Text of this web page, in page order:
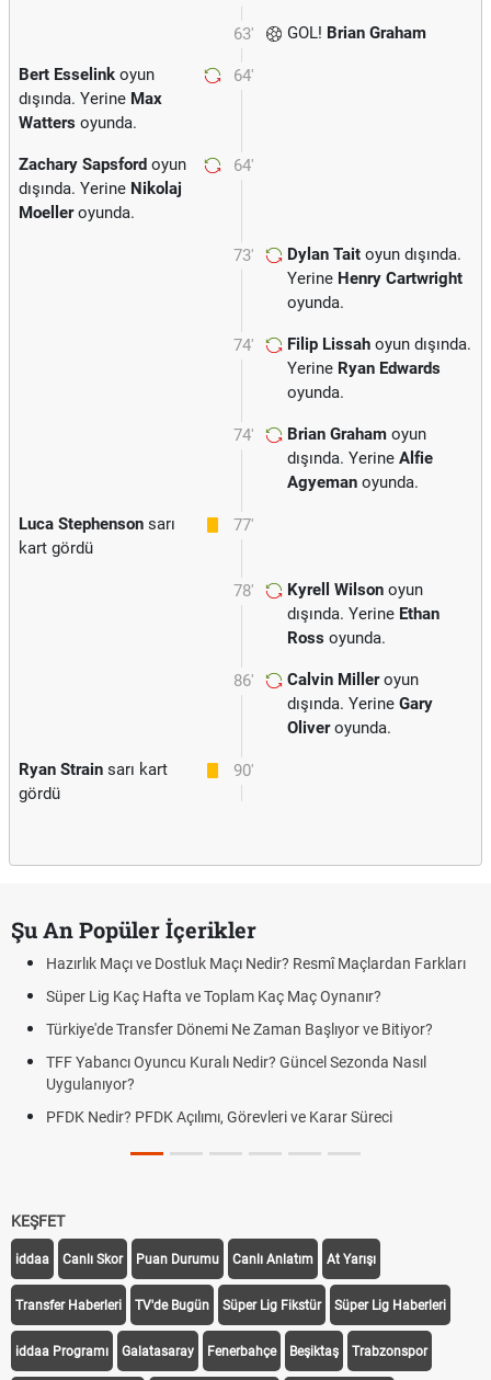
63' GOL! Brian Graham
64'
Bert Esselink oyun
dışında. Yerine Max
Watters oyunda.
64'
Zachary Sapsford oyun
dışında. Yerine Nikolaj
Moelleroyunda.
73' Dylan Tait oyun dışında.
Yerine Henry Cartwright
oyunda.
74' Filip Lissah oyun dışında.
Yerine Ryan Edwards
oyunda.
74' Brian Graham oyun
dışında. Yerine Alfie
Agyeman oyunda.
77'
Luca Stephenson sarı
kart gördü
78' Kyrell Wilson oyun
dışında. Yerine Ethan
Ross oyunda.
86' Calvin Milleroyun
dışında. Yerine Gary
Oliveroyunda.
90'
Ryan Strain sarı kart
gördü
Şu An Popüler İçerikler
Hazırlık Maçı ve Dostluk Maçı Nedir? Resmî Maçlardan Farkları
Süper Lig Kaç Hafta ve Toplam Kaç Maç Oynanır?
Türkiye'de Transfer Dönemi Ne Zaman Başlıyor ve Bitiyor?
TFF Yabancı Oyuncu Kuralı Nedir? Güncel Sezonda Nasıl
Uygulanıyor?
PFDK Nedir? PFDK Açılımı, Görevleri ve Karar Süreci
KEŞFET
iddaa Canlı Skor Puan Durumu Canlı Anlatım At Yarışı
Transfer Haberleri TV'de Bugün Süper Lig Fikstür Süper Lig Haberleri
iddaa Programı Galatasaray Fenerbahçe Beşiktaş Trabzonspor